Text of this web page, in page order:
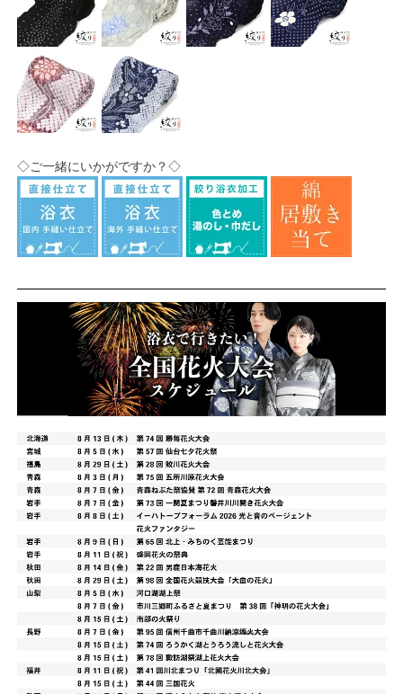
◇ご一緒にいかがですか？◇